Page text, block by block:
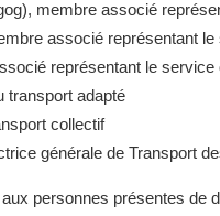
membre associé
associé représentant
représentant le service
transport adapté
collectif
générale de Transport
personnes présentes de